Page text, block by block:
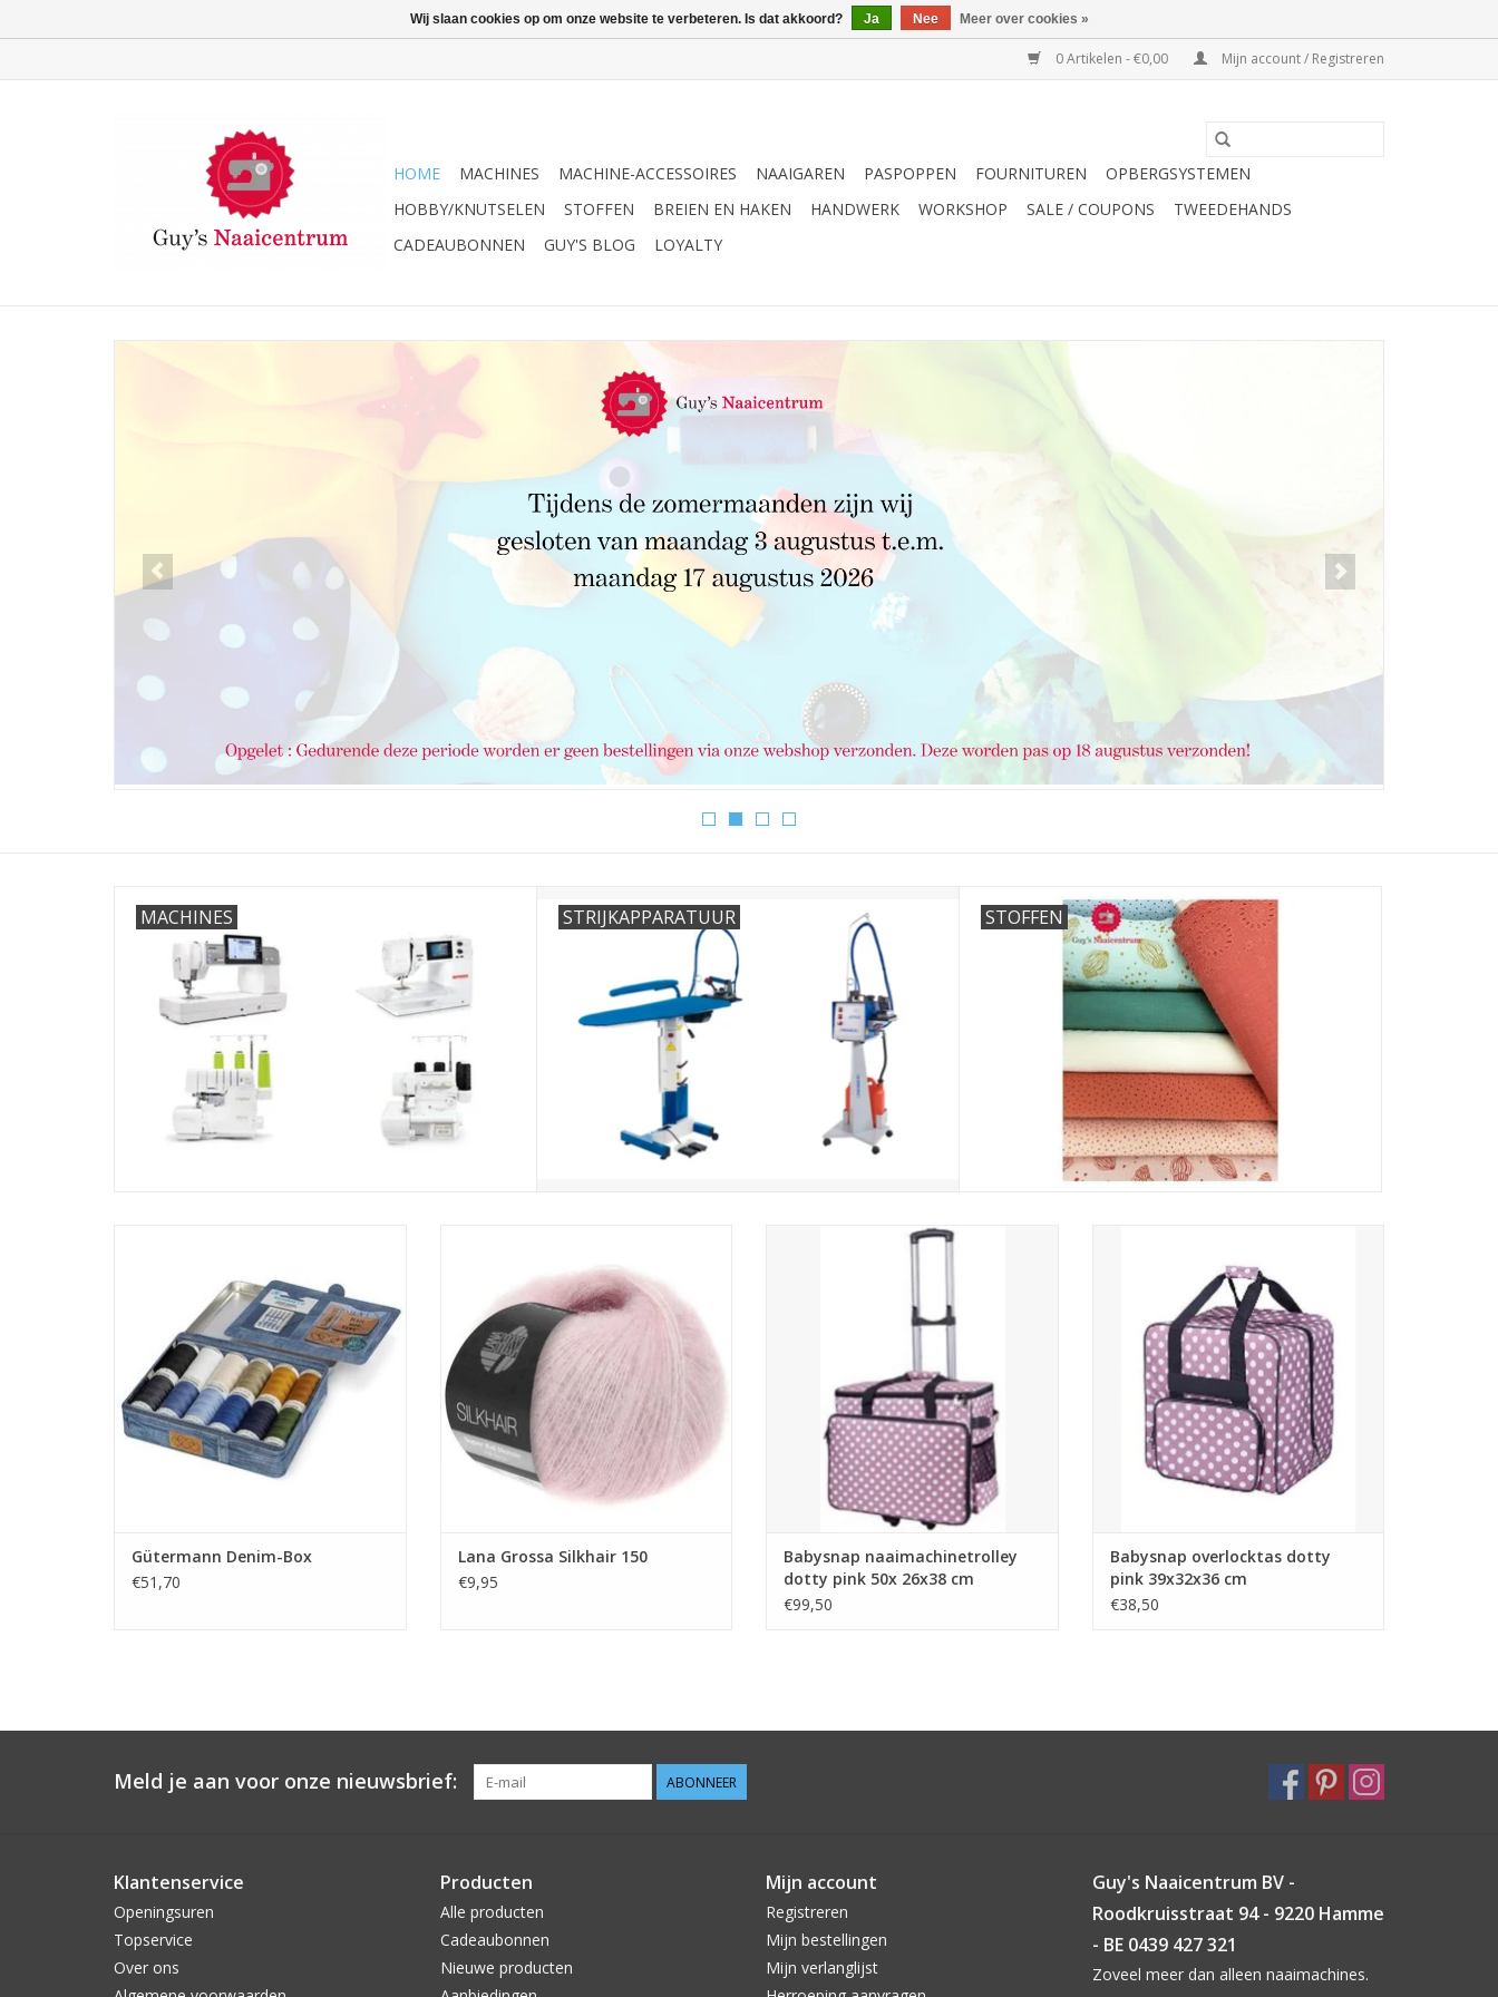
0 Artikelen - €0,00 Mijn account / Registreren
HOME MACHINES MACHINE-ACCESSOIRES NAAIGAREN PASPOPPEN FOURNITUREN
OPBERGSYSTEMEN
HOBBY/KNUTSELEN
STOFFEN BREIEN EN HAKEN HANDWERK WORKSHOP SALE / COUPONS
TWEEDEHANDS
CADEAUBONNEN
GUY'S BLOG LOYALTY
MACHINES STRIJKAPPARATUUR STOFFEN
Gütermann Denim-Box
€51,70
TOEVOEGEN AAN WINKELWAGEN
Lana Grossa Silkhair 150
€9,95
Babysnap naaimachinetrolley dotty pink
Babysnap naaimachinetrolley
dotty pink 50x 26x38 cm
€99,50
TOEVOEGEN AAN WINKELWAGEN
Babysnap overlocktas dotty
pink 39x32x36 cm
€38,50
Meld je aan voor onze nieuwsbrief: ABONNEER
Klantenservice
Openingsuren
Topservice
Over ons
Producten
Alle producten
Cadeaubonnen
Nieuwe producten
Mijn account
Registreren
Mijn bestellingen
Mijn verlanglijst
Guy's Naaicentrum BV -
Roodkruisstraat 94 - 9220 Hamme
- BE 0439 427 321
Zoveel meer dan alleen naaimachines.
Wij slaan cookies op om onze website te verbeteren. Is dat akkoord? Ja Nee Meer over cookies »